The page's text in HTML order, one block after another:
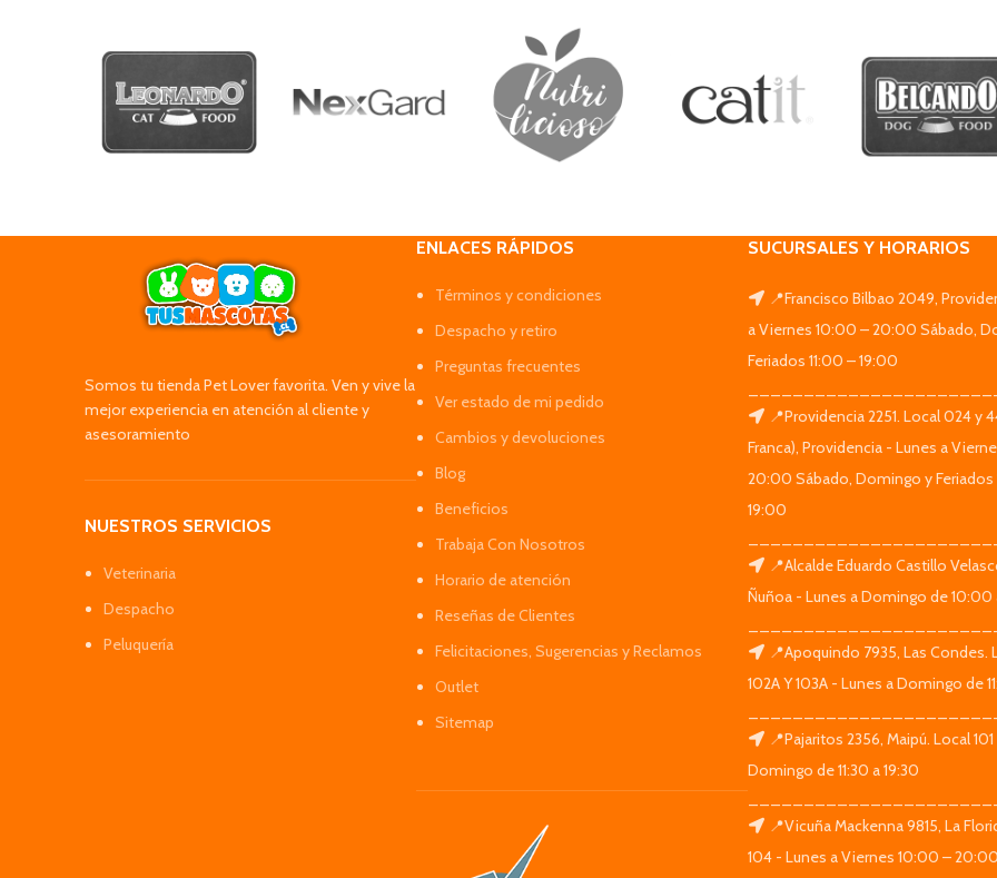
Somos tu tienda Pet Lover favorita. Ven y vive la
mejor experiencia en atención al cliente y
asesoramiento
NUESTROS SERVICIOS
Veterinaria
Despacho
Peluquería
ENLACES RÁPIDOS
Términos y condiciones
Despacho y retiro
Preguntas frecuentes
Ver estado de mi pedido
Cambios y devoluciones
Blog
Beneficios
Trabaja Con Nosotros
Horario de atención
Reseñas de Clientes
Felicitaciones, Sugerencias y Reclamos
Outlet
Sitemap
SUCURSALES Y HORARIOS
📍Francisco Bilbao 2049,
a Viernes 10:00 – 20:00 Sábado,
Feriados 11:00 – 19:00
📍Providencia 2251. Local 024 y
Franca), Providencia - Lunes a
20:00 Sábado, Domingo y Feriados
19:00
📍Alcalde Eduardo Castillo
Ñuñoa - Lunes a Domingo de 10:00
📍Apoquindo 7935, Las Condes.
102A Y 103A - Lunes a Domingo de
📍Pajaritos 2356, Maipú. Local
Domingo de 11:30 a 19:30
📍Vicuña Mackenna 9815, La
104 - Lunes a Viernes 10:00 –